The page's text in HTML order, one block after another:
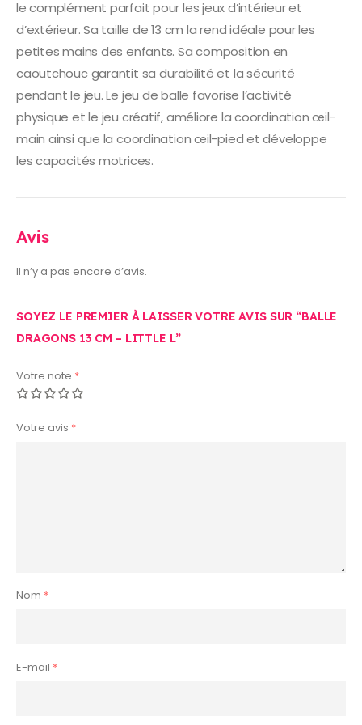
le complément parfait pour les jeux d’intérieur et
d’extérieur. Sa taille de 13 cm la rend idéale pour les
petites mains des enfants. Sa composition en
caoutchouc garantit sa durabilité et la sécurité
pendant le jeu. Le jeu de balle favorise l’activité
physique et le jeu créatif, améliore la coordination œil-
main ainsi que la coordination œil-pied et développe
les capacités motrices.
Avis
Il n’y a pas encore d’avis.
SOYEZ LE PREMIER À LAISSER VOTRE AVIS SUR “BALLE
DRAGONS 13 CM – LITTLE L”
Votre note *
Votre avis *
Nom *
E-mail *